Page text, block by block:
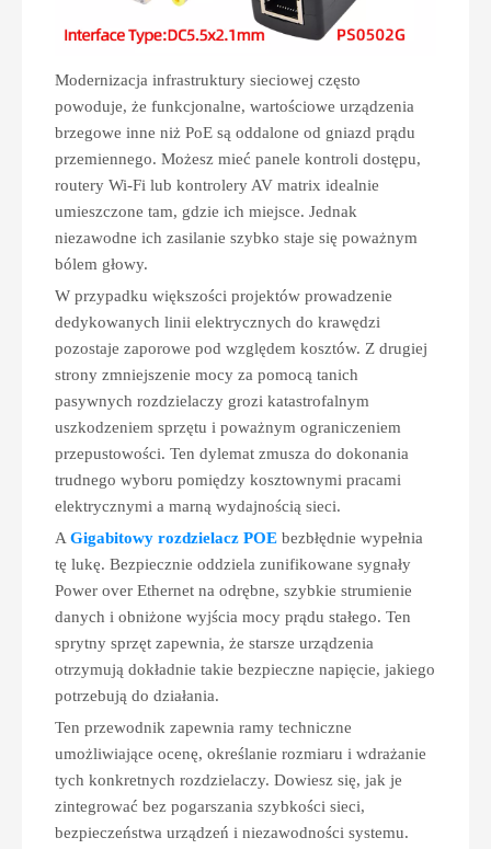
Modernizacja infrastruktury sieciowej często
powoduje, że funkcjonalne, wartościowe urządzenia
brzegowe inne niż PoE są oddalone od gniazd prądu
przemiennego. Możesz mieć panele kontroli dostępu,
routery Wi-Fi lub kontrolery AV matrix idealnie
umieszczone tam, gdzie ich miejsce. Jednak
niezawodne ich zasilanie szybko staje się poważnym
bólem głowy.
W przypadku większości projektów prowadzenie
dedykowanych linii elektrycznych do krawędzi
pozostaje zaporowe pod względem kosztów. Z drugiej
strony zmniejszenie mocy za pomocą tanich
pasywnych rozdzielaczy grozi katastrofalnym
uszkodzeniem sprzętu i poważnym ograniczeniem
przepustowości. Ten dylemat zmusza do dokonania
trudnego wyboru pomiędzy kosztownymi pracami
elektrycznymi a marną wydajnością sieci.
A Gigabitowy rozdzielacz POE bezbłędnie wypełnia
tę lukę. Bezpiecznie oddziela zunifikowane sygnały
Power over Ethernet na odrębne, szybkie strumienie
danych i obniżone wyjścia mocy prądu stałego. Ten
sprytny sprzęt zapewnia, że ​​starsze urządzenia
otrzymują dokładnie takie bezpieczne napięcie, jakiego
potrzebują do działania.
Ten przewodnik zapewnia ramy techniczne
umożliwiające ocenę, określanie rozmiaru i wdrażanie
tych konkretnych rozdzielaczy. Dowiesz się, jak je
zintegrować bez pogarszania szybkości sieci,
bezpieczeństwa urządzeń i niezawodności systemu.